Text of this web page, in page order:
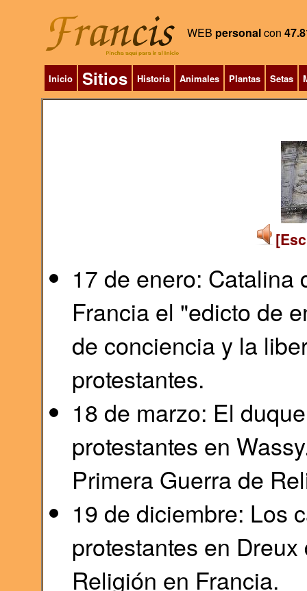
WEB personalcon
Inicio Sitios Historia Animales Plantas Setas
17 de enero: Catalina
Francia el "edicto de
de conciencia y la
protestantes.
18 de marzo: El
protestantes en
Primera Guerra de
19 de diciembre: Los
protestantes en
Religión en Francia.